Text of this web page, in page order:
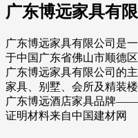
广东博远家具有
广东博远家具有限公司是
于中国广东省佛山市顺德
广东博远家具有限公司的
家具、别墅、会所及精装
广东博远酒店家具品牌——
证明材料来自中国建材网